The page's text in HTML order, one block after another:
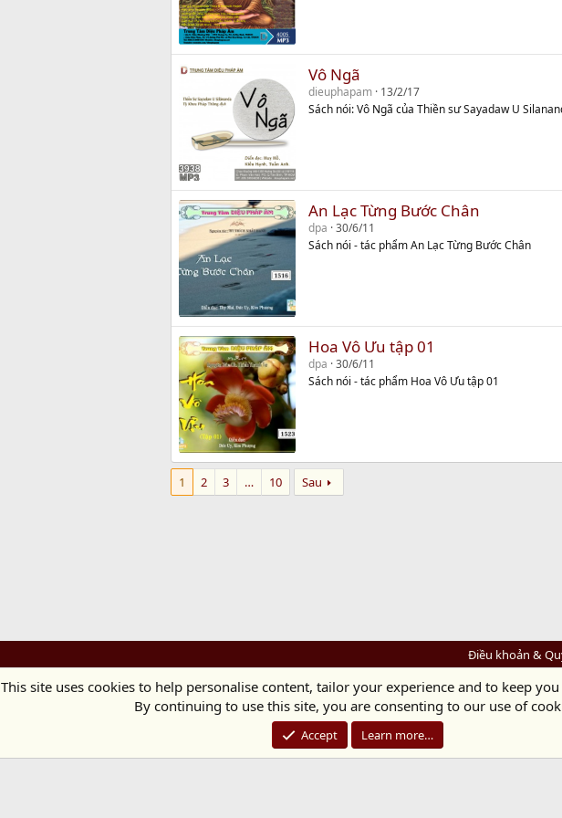
Vô Ngã
dieuphapam 13/2/17
Sách nói: Vô Ngã của Thiền sư Sayadaw U
An Lạc Từng Bước Chân
dpa 30/6/11
Sách nói - tác phẩm An Lạc Từng Bước Chân
Hoa Vô Ưu tập 01
dpa 30/6/11
Sách nói - tác phẩm Hoa Vô Ưu tập 01
1 2 3 … 10 Sau
Điều khoản &
Diệu Pháp Âm
Chùa Diệu Pháp - Số 72/14 Phú Mỹ, Phú Hòa Đông, Củ Chi, TP.HCM (Xem Bản đồ)
Điện thoại: 028.36208438 | Email: bientap@dieuphapam.net
Chủ Nhiệm: Thích Minh Thiền
This site uses cookies to help personalise content, tailor your experience and to keep
By continuing to use this site, you are consenting to our use of
Accept Learn more…